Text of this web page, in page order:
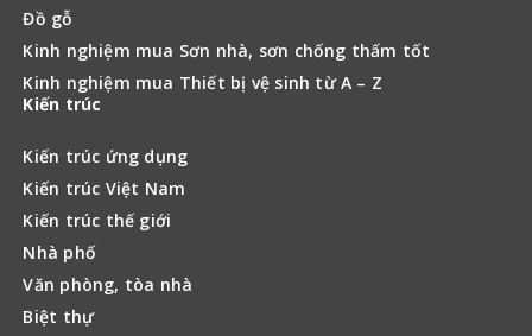
Đồ gỗ
Kinh nghiệm mua Sơn nhà, sơn chống thấm tốt
Kinh nghiệm mua Thiết bị vệ sinh từ A – Z
Kiến trúc
Kiến trúc ứng dụng
Kiến trúc Việt Nam
Kiến trúc thế giới
Nhà phố
Văn phòng, tòa nhà
Biệt thự